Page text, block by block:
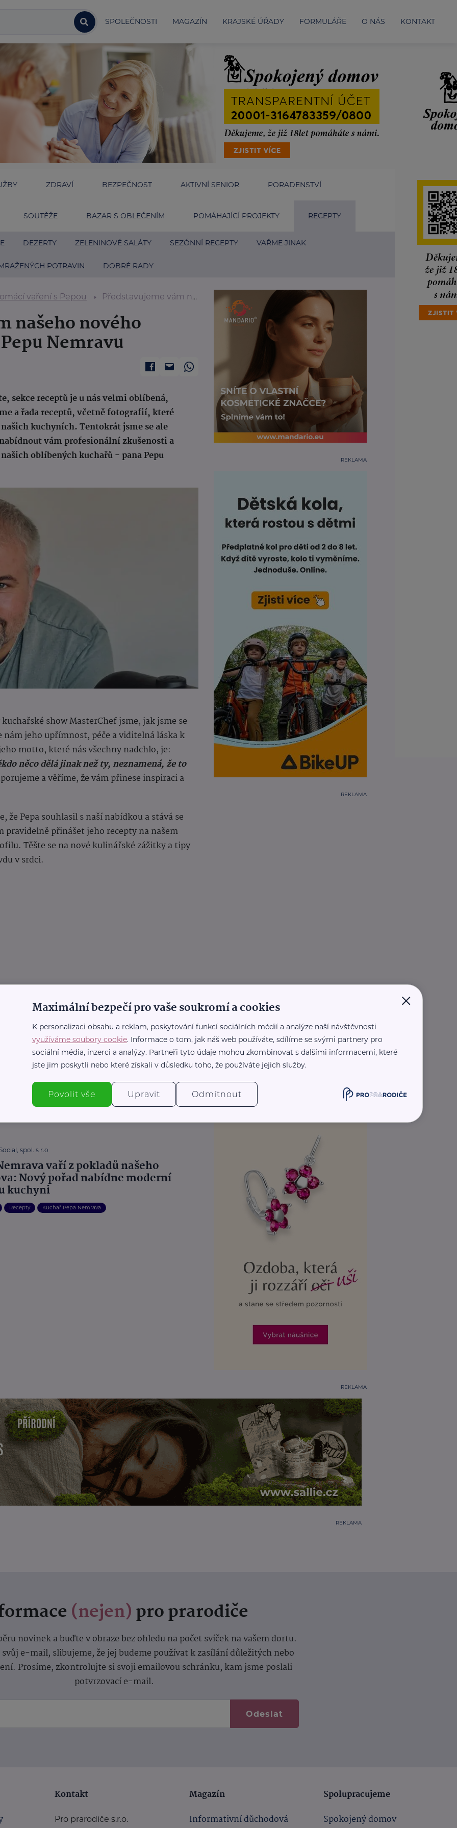
SPOLEČNOSTI MAGAZÍN KRAJSKÉ ÚŘADY FORMULÁŘE O NÁS KONTAKT
ZDRAVÍ BEZPEČNOST AKTIVNÍ SENIOR PORADENSTVÍ
SOUTĚŽE BAZAR S OBLEČENÍM POMÁHAJÍCÍ PROJEKTY RECEPTY
DEZERTY ZELENINOVÉ SALÁTY SEZÓNNÍ RECEPTY VAŘME JINAK
POTRAVIN DOBRÉ RADY
vaření s Pepou Představujeme vám našeho nového partnera, kuchaře Pepu Nemravu
našeho nového
Nemravu
sekce receptů je u nás velmi oblíbená,
a řada receptů, včetně fotografií, které
kuchyních. Tentokrát jsme se ale
vám profesionální zkušenosti a
oblíbených kuchařů - pana Pepu
show MasterChef jsme, jak jsme se
jeho upřímnost, péče a viditelná láska k
motto, které nás všechny nadchlo, je:
něco dělá jinak než ty, neznamená, že to
a věříme, že vám přinese inspiraci a
že Pepa souhlasil s naší nabídkou a stává se
přinášet jeho recepty na našem
Těšte se na nové kulinářské zážitky a tipy
v srdci.
REKLAMA
REKLAMA
kuřecí maso
spol. s r.o
vaří z pokladů našeho
Nový pořad nabídne moderní
kuchyni
Recepty Kuchař Pepa Nemrava
REKLAMA
REKLAMA
(nejen)pro prarodiče
novinek a buďte v obraze bez ohledu na počet svíček na vašem dortu.
e-mail, slibujeme, že jej budeme používat k zasílání důležitých nebo
Prosíme, zkontrolujte si svoji emailovou schránku, kam jsme poslali
potvrzovací e-mail.
Odeslat
Kontakt
Pro prarodiče s.r.o.
Magazín
Informativní důchodová
Spolupracujeme
Spokojený domov
×
Maximální bezpečí pro vaše soukromí a cookies
K personalizaci obsahu a reklam, poskytování funkcí sociálních médií a analýze naší návštěvnosti
využíváme soubory cookie. Informace o tom, jak náš web používáte, sdílíme se svými partnery pro
sociální média, inzerci a analýzy. Partneři tyto údaje mohou zkombinovat s dalšími informacemi, které
jste jim poskytli nebo které získali v důsledku toho, že používáte jejich služby.
Povolit vše Upravit Odmítnout